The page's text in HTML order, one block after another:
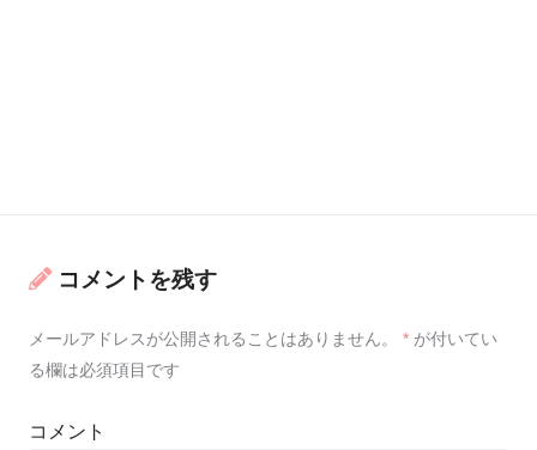
コメントを残す
メールアドレスが公開されることはありません。 * が付いてい
る欄は必須項目です
コメント